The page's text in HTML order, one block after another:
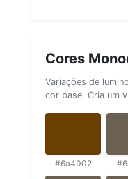
Cores
Variações de
cor base. Cria um
#6a4002